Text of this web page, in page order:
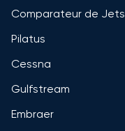
Comparateur de Jets
Pilatus
Cessna
Gulfstream
Embraer